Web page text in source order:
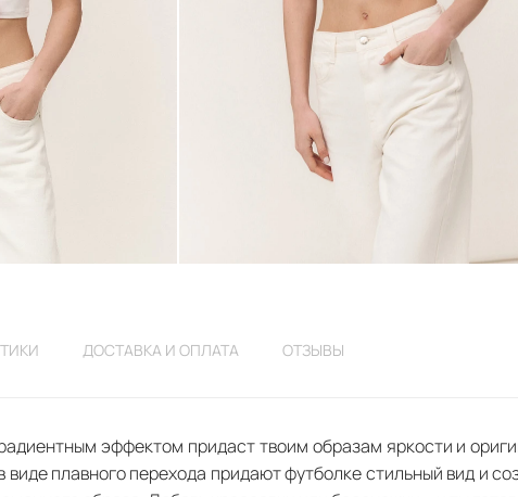
ДОСТАВКА И ОПЛАТА ОТЗЫВЫ
эффектом придаст твоим образам яркости и
виде плавного перехода придают футболке стильный вид